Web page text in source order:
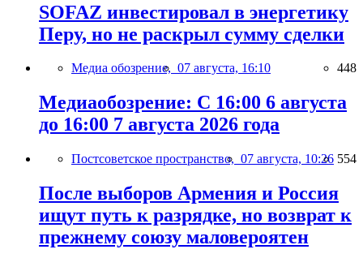
SOFAZ инвестировал в энергетику
Перу, но не раскрыл сумму сделки
Медиа обозрение, 07 августа, 16:10 448
Медиаобозрение: С 16:00 6 августа
до 16:00 7 августа 2026 года
Постсоветское пространство, 07 августа, 10:26 554
После выборов Армения и Россия
ищут путь к разрядке, но возврат к
прежнему союзу маловероятен